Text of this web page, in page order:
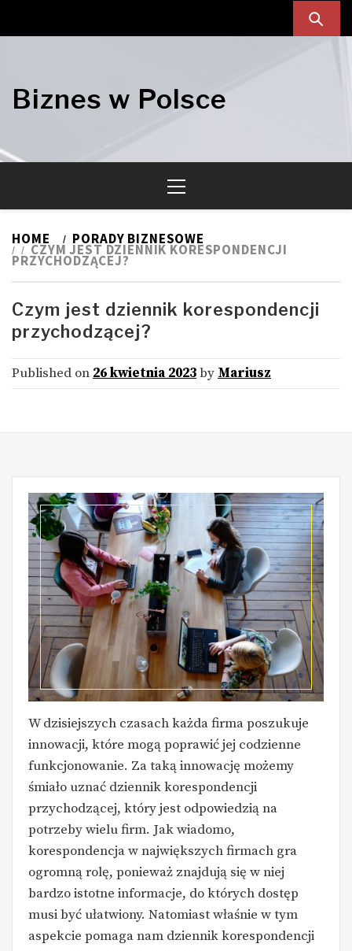
Biznes w Polsce
Menu
HOME PORADY BIZNESOWE
CZYM JEST DZIENNIK KORESPONDENCJI
PRZYCHODZĄCEJ?
Czym jest dziennik korespondencji
przychodzącej?
Published on 26 kwietnia 2023by Mariusz
W dzisiejszych czasach każda firma poszukuje
innowacji, które mogą poprawić jej codzienne
funkcjonowanie. Za taką innowację możemy
śmiało uznać dziennik korespondencji
przychodzącej, który jest odpowiedzią na
potrzeby wielu firm. Jak wiadomo,
korespondencja w największych firmach gra
ogromną rolę, ponieważ znajdują się w niej
bardzo istotne informacje, do których dostęp
musi być ułatwiony. Natomiast właśnie w tym
aspekcie pomaga nam dziennik korespondencji